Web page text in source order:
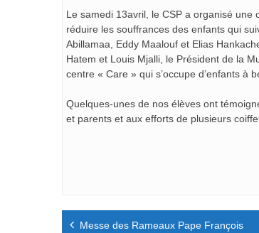
Le samedi 13avril, le CSP a organisé
réduire les souffrances des enfants qui
Abillamaa, Eddy Maalouf et Elias
Hatem et Louis Mjalli, le Président de la
centre « Care » qui s’occupe d’enfants à
Quelques-unes de nos élèves ont
et parents et aux efforts de plusieurs
Navigation
Messe des Rameaux Pape François